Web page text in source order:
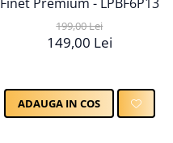
Finet Premium - LPBF6P13
199,00 Lei
149,00 Lei
ADAUGA IN COS